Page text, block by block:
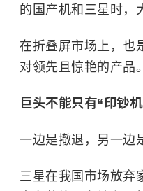
的国产机和三星时，
在折叠屏市场上，也
对领先且惊艳的产品。
巨头不能只有“印钞
一边是撤退，另一边
三星在我国市场放弃